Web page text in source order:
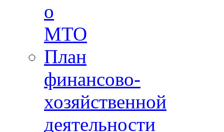
о
МТО
План
финансово-
хозяйственной
деятельности